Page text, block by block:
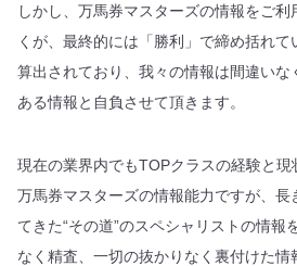
しかし、万馬券マスターズの情報をご
くが、最終的には「勝利」で締め括れて
算出されており、我々の情報は間違い
ある情報と自負させて頂きます。
現在の業界内でもTOPクラスの経験と現
万馬券マスターズの情報能力ですが、長
てきた“その道”のスペシャリストの情報
なく精査、一切の抜かりなく裏付けた情